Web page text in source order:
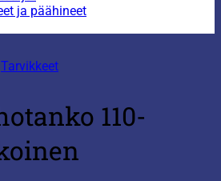
ja päähineet
Tarvikkeet
110-